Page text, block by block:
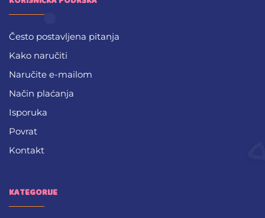
Često postavljena pitanja
Kako naručiti
Naručite e-mailom
Način plaćanja
Isporuka
Povrat
Kontakt
KATEGORIJE